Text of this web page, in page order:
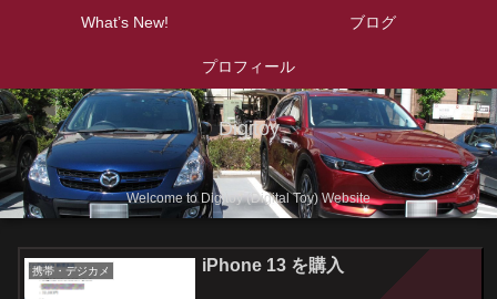
Digitoy
Welcome to Digitoy (Digital Toy) Website
What’s New! ブログ
プロフィール
携帯・デジカメ iPhone 13 を購入